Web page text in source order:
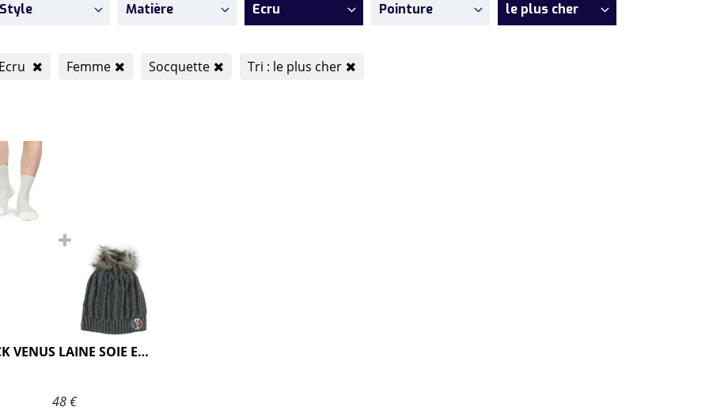
Style Matière Ecru Pointure le plus cher
Ecru Femme Socquette Tri : le plus cher
PACK VENUS LAINE SOIE ECRU
48 €